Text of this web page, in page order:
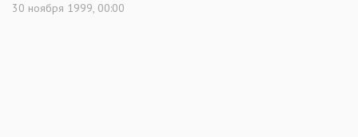
30 ноября 1999, 00:00